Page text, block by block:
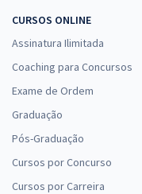
Residência UERJ -
CURSOS ONLINE
Assinatura Ilimitada
Coaching para Concursos
Exame de Ordem
Graduação
Pós-Graduação
Cursos por Concurso
Cursos por Carreira